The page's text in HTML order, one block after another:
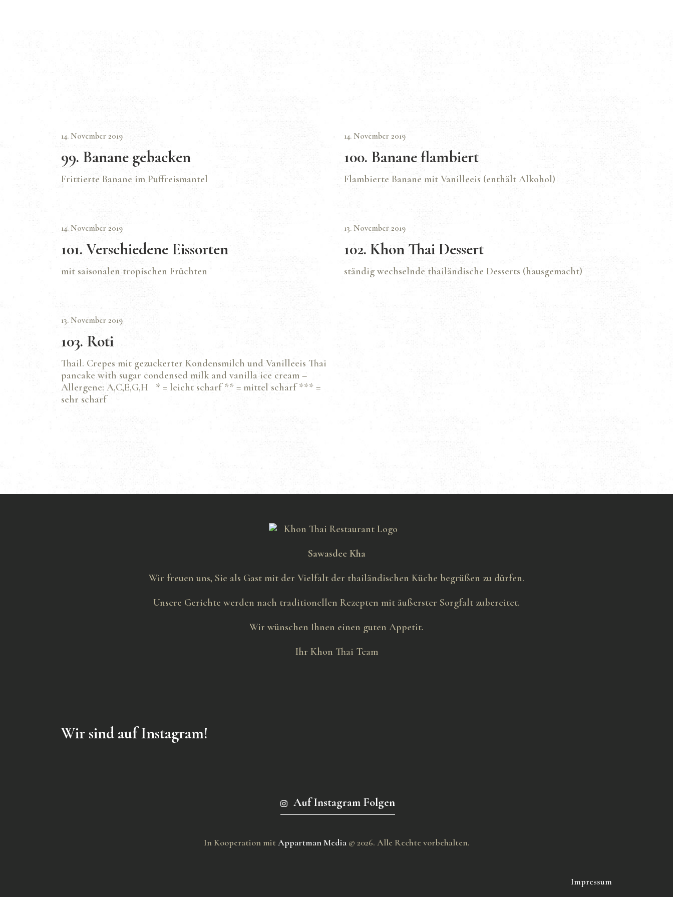
14. November 2019
99. Banane gebacken
Frittierte Banane im Puffreismantel
14. November 2019
100. Banane flambiert
Flambierte Banane mit Vanilleeis (enthält Alkohol)
14. November 2019
101. Verschiedene Eissorten
mit saisonalen tropischen Früchten
13. November 2019
102. Khon Thai Dessert
ständig wechselnde thailändische Desserts (hausgemacht)
13. November 2019
103. Roti
Thail. Crepes mit gezuckerter Kondensmilch und Vanilleeis Thai
pancake with sugar condensed milk and vanilla ice cream –
Allergene: A,C,E,G,H * = leicht scharf ** = mittel scharf *** =
sehr scharf
Sawasdee Kha
Wir freuen uns, Sie als Gast mit der Vielfalt der thailändischen Küche begrüßen zu dürfen.
Unsere Gerichte werden nach traditionellen Rezepten mit äußerster Sorgfalt zubereitet.
Wir wünschen Ihnen einen guten Appetit.
Ihr Khon Thai Team
Wir sind auf Instagram!
Auf Instagram Folgen
In Kooperation mit Appartman Media© 2026. Alle Rechte vorbehalten.
Impressum